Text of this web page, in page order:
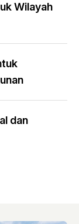
Wilayah
dan